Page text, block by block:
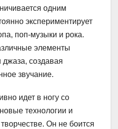
одним
экспериментирует
поп-музыки и рока.
элементы
джаза, создавая
звучание.
идет в ногу со
технологии и
Он не боится